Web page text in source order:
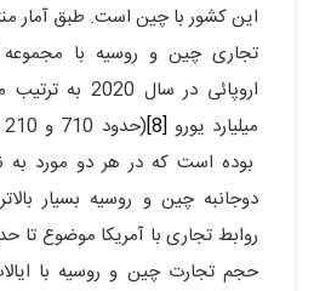
این کشور با چین است. طبق آمار
تجاری چین و روسیه با مجموعه
میلیارد یورو [8]
بوده است که در هر دو مورد
دوجانبه چین و روسیه بسیار
روابط تجاری با آمریکا موضوع
حجم تجارت چین و روسیه با